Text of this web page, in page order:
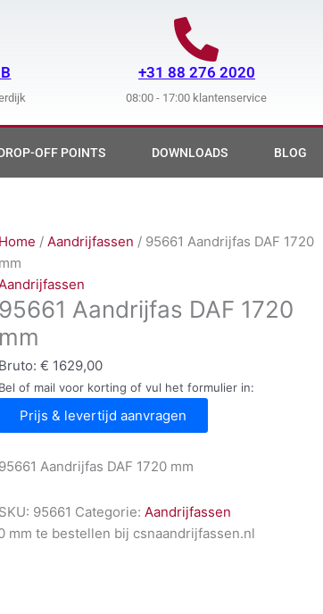
+31 88 276 2020
08:00 - 17:00 klantenservice
OFF POINTS DOWNLOADS BLOG
Home / Aandrijfassen / 95661 Aandrijfas DAF 1720
mm
95661 Aandrijfas DAF 1720
mm
Bruto: € 1629,00
Bel of mail voor korting of vul het formulier in:
Prijs & levertijd aanvragen
95661 Aandrijfas DAF 1720 mm
SKU: 95661 Categorie: Aandrijfassen
mm te bestellen bij csnaandrijfassen.nl